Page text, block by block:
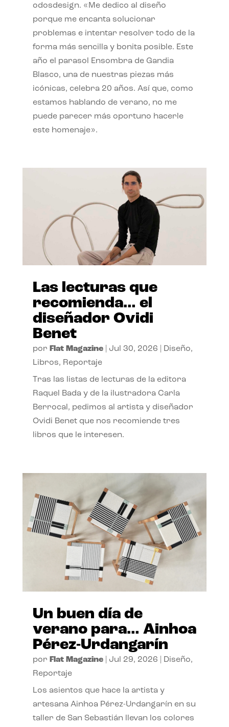
odosdesign. «Me dedico al diseño
porque me encanta solucionar
problemas e intentar resolver todo de la
forma más sencilla y bonita posible. Este
año el parasol Ensombra de Gandia
Blasco, una de nuestras piezas más
icónicas, celebra 20 años. Así que, como
estamos hablando de verano, no me
puede parecer más oportuno hacerle
este homenaje».
Las lecturas que
recomienda… el
diseñador Ovidi
Benet
por Flat Magazine| Jul 30, 2026 Diseño,
Libros, Reportaje
Tras las listas de lecturas de la editora
Raquel Bada y de la ilustradora Carla
Berrocal, pedimos al artista y diseñador
Ovidi Benet que nos recomiende tres
libros que le interesen.
Un buen día de
verano para… Ainhoa
Pérez-Urdangarín
por Flat Magazine| Jul 29, 2026 Diseño,
Reportaje
Los asientos que hace la artista y
artesana Ainhoa Pérez-Urdangarín en su
taller de San Sebastián llevan los colores